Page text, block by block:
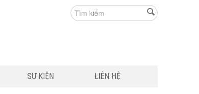
SỰ KIỆN LIÊN HỆ